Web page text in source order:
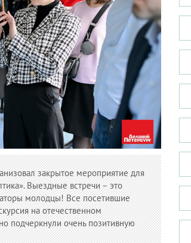
закрытое мероприятие для
Выездные встречи – это
молодцы! Все посетившие
на отечественном
подчеркнули очень позитивную